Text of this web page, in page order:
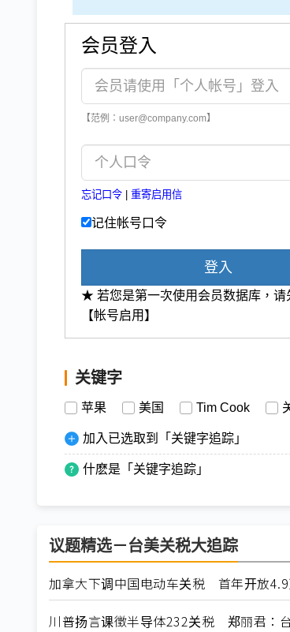
会员登入
【范例：user@company.com】
忘记口令 重寄启用信
记住帐号口令
登入
★ 若您是第一次使用会员数据库，请
【帐号启用】
关键字
苹果 美国 Tim Cook
加入已选取到「关键字追踪」
什麽是「关键字追踪」
议题精选－台美关税大追踪
加拿大下调中国电动车关税 首年开放
川普扬言课徵半导体232关税 郑丽君：